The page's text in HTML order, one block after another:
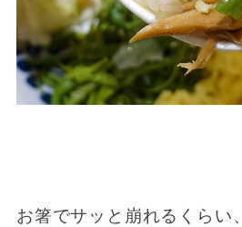
お箸でサッと崩れるくらい、